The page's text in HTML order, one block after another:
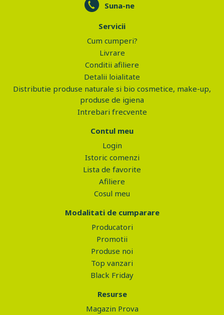
Suna-ne
Servicii
Cum cumperi?
Livrare
Conditii afiliere
Detalii loialitate
Distributie produse naturale si bio cosmetice, make-up,
produse de igiena
Intrebari frecvente
Contul meu
Login
Istoric comenzi
Lista de favorite
Afiliere
Cosul meu
Modalitati de cumparare
Producatori
Promotii
Produse noi
Top vanzari
Black Friday
Resurse
Magazin Prova